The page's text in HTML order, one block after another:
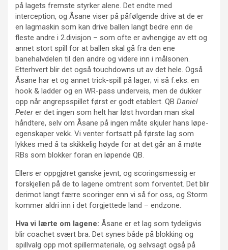
på lagets fremste styrker alene. Det endte med
interception, og Åsane viser på påfølgende drive at de er
en lagmaskin som kan drive ballen langt bedre enn de
fleste andre i 2.divisjon – som ofte er avhengige av ett og
annet stort spill for at ballen skal gå fra den ene
banehalvdelen til den andre og videre inn i målsonen.
Etterhvert blir det også touchdowns ut av det hele. Også
Åsane har et og annet trick-spill på lager; vi så f.eks. en
hook & ladder og en WR-pass underveis, men de dukker
opp når angrepsspillet først er godt etablert. QB Daniel
Peterer det ingen som helt har løst hvordan man skal
håndtere, selv om Åsane på ingen måte skjuler hans løpe-
egenskaper vekk. Vi venter fortsatt på første lag som
lykkes med å ta skikkelig høyde for at det går an å møte
RBs som blokker foran en løpende QB.
Ellers er oppgjøret ganske jevnt, og scoringsmessig er
forskjellen på de to lagene omtrent som forventet. Det blir
derimot langt færre scoringer enn vi så for oss, og Storm
kommer aldri inn i det forgjettede land – endzone.
Hva vi lærte om lagene: Åsane er et lag som tydeligvis
blir coachet svært bra. Det synes både på blokking og
spillvalg opp mot spillermateriale, og selvsagt også på